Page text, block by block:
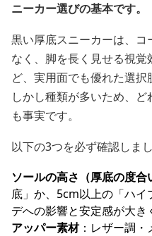
ニーカー選びの基本です。
黒い厚底スニーカーは、
なく、脚を長く見せる視
ど、実用面でも優れた選択
しかし種類が多いため、
も事実です。
以下の3つを必ず確認しまし
ソールの高さ（厚底の度合
底」か、5cm以上の「ハ
デへの影響と安定感が大き
アッパー素材：レザー調・